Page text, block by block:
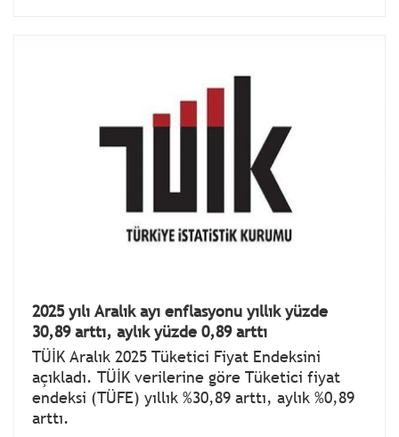
2025 yılı Aralık ayı enflasyonu yıllık yüzde
30,89 arttı, aylık yüzde 0,89 arttı
TÜİK Aralık 2025 Tüketici Fiyat Endeksini
açıkladı. TÜİK verilerine göre Tüketici fiyat
endeksi (TÜFE) yıllık %30,89 arttı, aylık %0,89
arttı.